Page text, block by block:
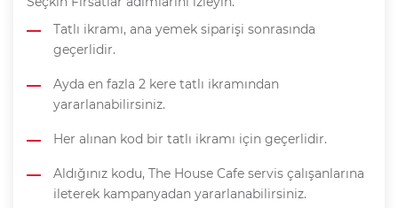
Tatlı ikramı, ana yemek siparişi sonrasında
geçerlidir.
Ayda en fazla 2 kere tatlı ikramından
yararlanabilirsiniz.
Her alınan kod bir tatlı ikramı için geçerlidir.
Aldığınız kodu, The House Cafe servis çalışanlarına
ileterek kampanyadan yararlanabilirsiniz.